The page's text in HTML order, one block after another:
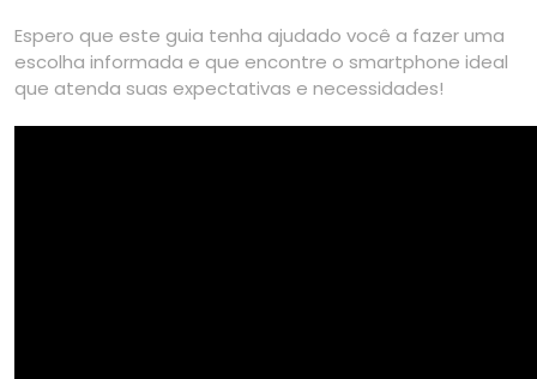
Espero que este guia tenha ajudado você a fazer uma
escolha informada e que encontre o smartphone ideal
que atenda suas expectativas e necessidades!